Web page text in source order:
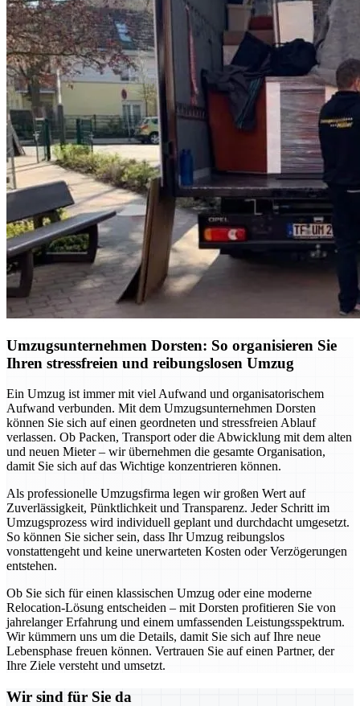
Umzugsunternehmen Dorsten: So organisieren Sie
Ihren stressfreien und reibungslosen Umzug
Ein Umzug ist immer mit viel Aufwand und organisatorischem
Aufwand verbunden. Mit dem Umzugsunternehmen Dorsten
können Sie sich auf einen geordneten und stressfreien Ablauf
verlassen. Ob Packen, Transport oder die Abwicklung mit dem alten
und neuen Mieter – wir übernehmen die gesamte Organisation,
damit Sie sich auf das Wichtige konzentrieren können.
Als professionelle Umzugsfirma legen wir großen Wert auf
Zuverlässigkeit, Pünktlichkeit und Transparenz. Jeder Schritt im
Umzugsprozess wird individuell geplant und durchdacht umgesetzt.
So können Sie sicher sein, dass Ihr Umzug reibungslos
vonstattengeht und keine unerwarteten Kosten oder Verzögerungen
entstehen.
Ob Sie sich für einen klassischen Umzug oder eine moderne
Relocation-Lösung entscheiden – mit Dorsten profitieren Sie von
jahrelanger Erfahrung und einem umfassenden Leistungsspektrum.
Wir kümmern uns um die Details, damit Sie sich auf Ihre neue
Lebensphase freuen können. Vertrauen Sie auf einen Partner, der
Ihre Ziele versteht und umsetzt.
Wir sind für Sie da